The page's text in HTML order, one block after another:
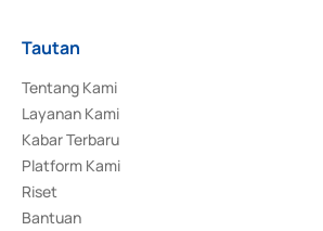
Tautan
Tentang Kami
Layanan Kami
Kabar Terbaru
Platform Kami
Riset
Bantuan